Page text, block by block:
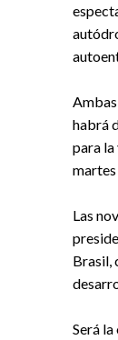
habrá
para la
Las
Brasil,
Será